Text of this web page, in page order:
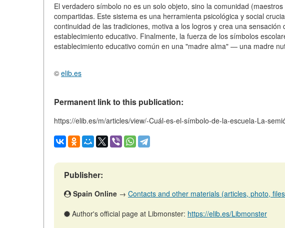
El verdadero símbolo no es un solo objeto, sino la comunidad
compartidas. Este sistema es una herramienta psicológica y social
continuidad de las tradiciones, motiva a los logros y crea una
establecimiento educativo. Finalmente, la fuerza de los símbolos
establecimiento educativo común en una "madre alma" — una madre
© elib.es
Permanent link to this publication:
https://elib.es/m/articles/view/-Cuál-es-el-símbolo-de-la-escuela-La-
Publisher:
Spain Online → Contacts and other materials (articles, photo,
Author's official page at Libmonster: https://elib.es/Libmonster